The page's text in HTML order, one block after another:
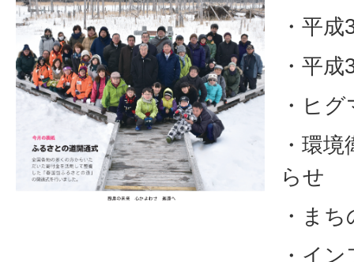
・平
・平
・ヒ
・環
らせ
・ま
・イ